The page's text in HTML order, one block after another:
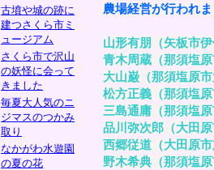
古墳や城の跡に
建つさくら市ミ
ュージアム
さくら市で沢山
の妖怪に会って
きました
毎夏大人気のニ
ジマスのつかみ
取り
なかがわ水遊園
の夏の花
農場経営が行われ
山形有朋（矢板市
青木周蔵（那須塩
大山巌（那須塩原
松方正義（那須塩
三島通庸（那須塩
品川弥次郎（大田
西郷従道（大田原
野木希典（那須塩